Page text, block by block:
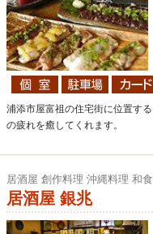
浦添市屋富祖の住宅街に位置す
の疲れを癒してくれます。
居酒屋 創作料理 沖縄料理 和食
居酒屋 銀兆